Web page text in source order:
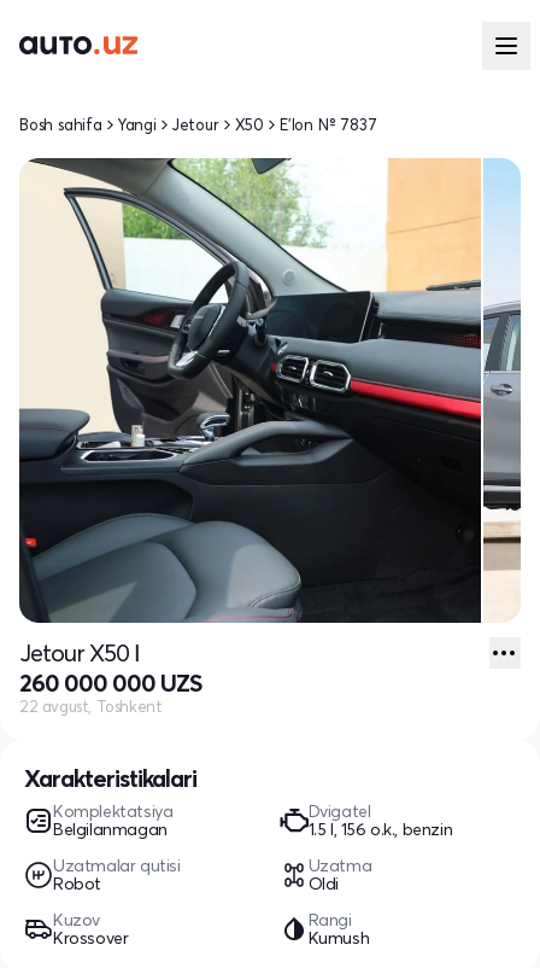
Xarakteristikalari
Komplektatsiya
Belgilanmagan
Dvigatel
1.5 l, 156 o.k., benzin
Uzatmalar qutisi
Robot
Uzatma
Oldi
Kuzov
Krossover
Rangi
Kumush
Bosh sahifa Yangi Jetour X50 E'lon № 7837
Jetour X50 Ι
260 000 000 UZS
22 avgust, Toshkent